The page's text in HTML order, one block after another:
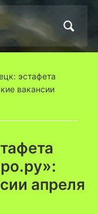
эстафета
вакансии
апреля